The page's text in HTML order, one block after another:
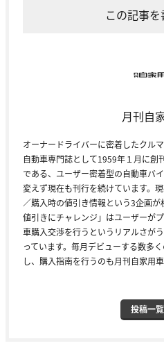
この記事
月刊自
オーナードライバーに密着したクル
自動車専門誌として1959年１月に創
である、ユーザー密着型の自動車バ
変えず現在も刊行を続けています。
／購入時の値引き情報という3企画
値引きにチャレンジ」はユーザーが
車購入交渉を行うというリアルさが
っています。毎月デビューする数多
し、購入指南を行うのも月刊自家用車
投稿一